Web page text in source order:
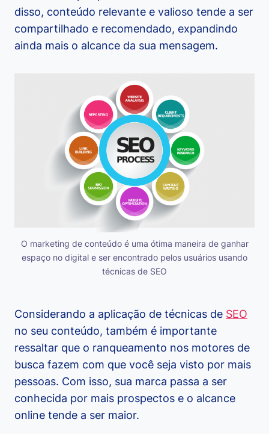
disso, conteúdo relevante e valioso tende a ser
compartilhado e recomendado, expandindo
ainda mais o alcance da sua mensagem.
O marketing de conteúdo é uma ótima maneira de ganhar
espaço no digital e ser encontrado pelos usuários usando
técnicas de SEO
Considerando a aplicação de técnicas de SEO
no seu conteúdo, também é importante
ressaltar que o ranqueamento nos motores de
busca fazem com que você seja visto por mais
pessoas. Com isso, sua marca passa a ser
conhecida por mais prospectos e o alcance
online tende a ser maior.